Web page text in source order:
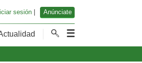
sesión| Anúnciate